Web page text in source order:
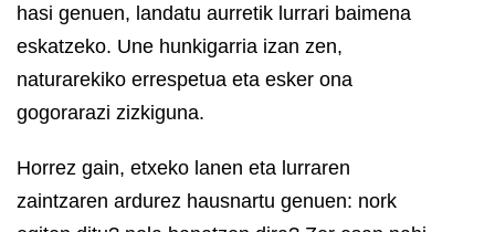
hasi genuen, landatu aurretik lurrari baimena
eskatzeko. Une hunkigarria izan zen,
naturarekiko errespetua eta esker ona
gogorarazi zizkiguna.
Horrez gain, etxeko lanen eta lurraren
zaintzaren ardurez hausnartu genuen: nork